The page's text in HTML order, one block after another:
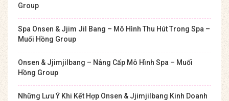
Group
Spa Onsen & Jjim Jil Bang – Mô Hình Thu Hút Trong Spa –
Muối Hồng Group
Onsen & Jjimjilbang – Nâng Cấp Mô Hình Spa – Muối
Hồng Group
Những Lưu Ý Khi Kết Hợp Onsen & Jjimjilbang Kinh Doanh